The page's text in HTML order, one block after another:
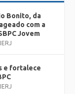
Bonito, da
com a
Jovem
e fortalece